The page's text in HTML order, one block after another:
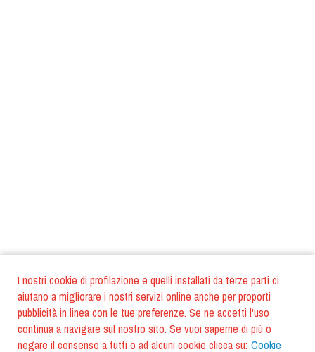
I nostri cookie di profilazione e quelli installati da terze parti ci
aiutano a migliorare i nostri servizi online anche per proporti
pubblicità in linea con le tue preferenze. Se ne accetti l'uso
continua a navigare sul nostro sito. Se vuoi saperne di più o
negare il consenso a tutti o ad alcuni cookie clicca su: Cookie